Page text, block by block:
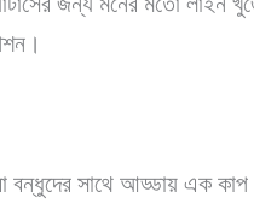
বন্ধুদের সাথে আড্ডায় এক